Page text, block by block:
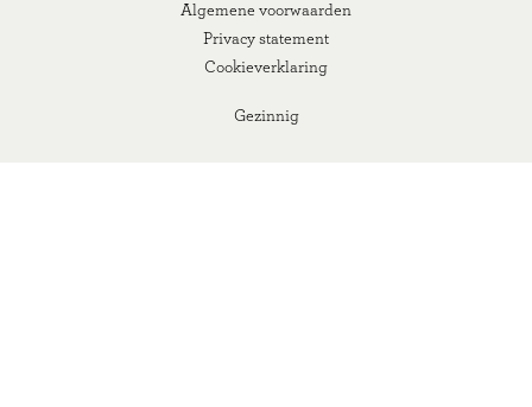
Gezinnig
Algemene voorwaarden
Privacy statement
Cookieverklaring